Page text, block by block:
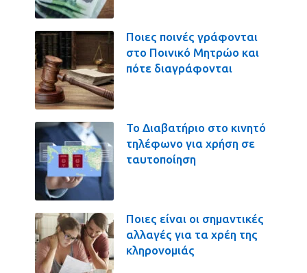
Ποιες ποινές γράφονται
στο Ποινικό Μητρώο και
πότε διαγράφονται
Το Διαβατήριο στο κινητό
τηλέφωνο για χρήση σε
ταυτοποίηση
Ποιες είναι οι σημαντικές
αλλαγές για τα χρέη της
κληρονομιάς